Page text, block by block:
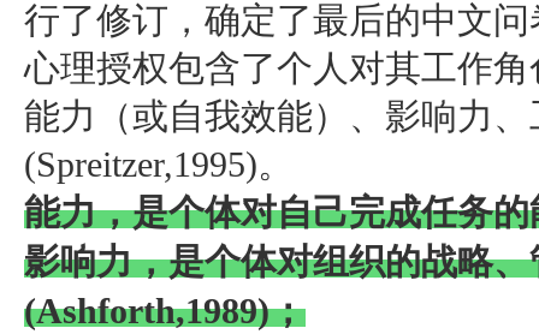
行了修订，确定了最后的中文问
心理授权包含了个人对其工作
能力（或自我效能）、影响力
(Spreitzer,1995)。
能力，是个体对自己完成任务
影响力，是个体对组织的战略
(Ashforth,1989)；